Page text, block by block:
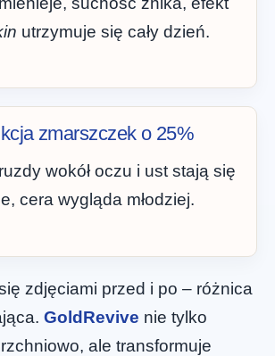
utrzymuje się cały dzień.
zmarszczek o 25%
wokół oczu i ust stają się
cera wygląda młodziej.
zdjęciami przed i po – różnica
GoldRevive nie tylko
ale transformuje